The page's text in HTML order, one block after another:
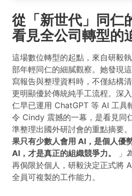
從「新世代」同仁
看見全公司轉型的
這場數位轉型的起點，來自研毅
部年輕同仁的細膩觀察。她發現
寫報告與整理資料時，不僅結構
更明顯優於傳統純手工流程。深
仁早已運用 ChatGPT 等 AI 工具
令 Cindy 震撼的一幕，是看見同
準整理出國外研討會的重點摘要
果只有少數人會用 AI，是個人優
AI，才是真正的組織競爭力。
」
再侷限於個人，研毅決定正式將
全員可複製的工作能力。